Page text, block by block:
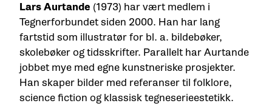
Lars Aurtande (1973) har vært medlem i
Tegnerforbundet siden 2000. Han har lang
fartstid som illustratør for bl. a. bildebøker,
skolebøker og tidsskrifter. Parallelt har Aurtande
jobbet mye med egne kunstneriske prosjekter.
Han skaper bilder med referanser til folklore,
science fiction og klassisk tegneserieestetikk.